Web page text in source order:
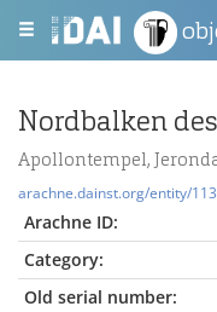
Apollontempel,
arachne.dainst.org/entity/
Arachne ID:
Category:
Old serial number: